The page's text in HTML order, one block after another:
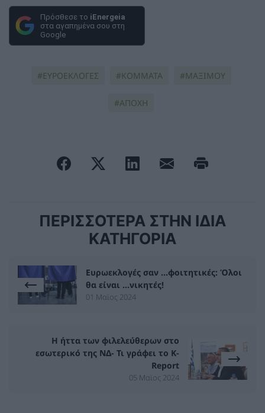
Πρόσθεσε το iEnergeia
στα αγαπημένα σου στη
Google
ΕΥΡΟΕΚΛΟΓΕΣ ΚΟΜΜΑΤΑ ΜΑΞΙΜΟΥ
ΑΠΟΧΗ
ΠΕΡΙΣΣΟΤΕΡΑ ΣΤΗΝ ΙΔΙΑ
ΚΑΤΗΓΟΡΙΑ
Ευρωεκλογές σαν ...φοιτητικές: Όλοι
θα είναι ...νικητές!
01 Μαϊος 2024
Η ήττα των φιλελεύθερων στο
εσωτερικό της ΝΔ- Τι γράφει το K-
Report
05 Μαϊος 2024